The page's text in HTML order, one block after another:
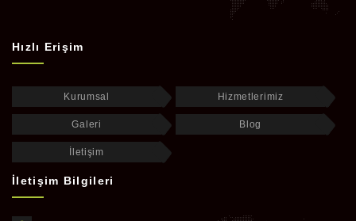
Hızlı Erişim
Kurumsal Hizmetlerimiz
Galeri Blog
İletişim
İletişim Bilgileri